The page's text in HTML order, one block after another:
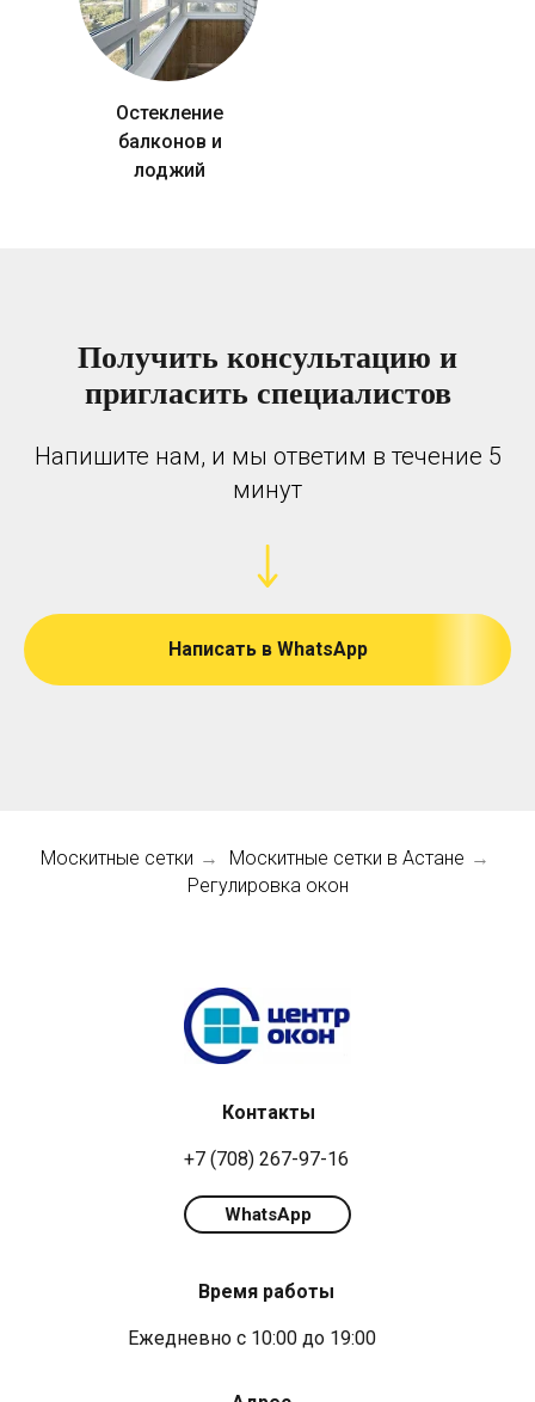
Остекление
балконов и
лоджий
Получить консультацию и
пригласить специалистов
Напишите нам, и мы ответим в течение 5
минут
Написать в WhatsApp
Москитные сетки → Москитные сетки в Астане →
Регулировка окон
+7 (708) 267-97-16
Ежедневно с 10:00 до 19:00
Время работы
Контакты
WhatsApp